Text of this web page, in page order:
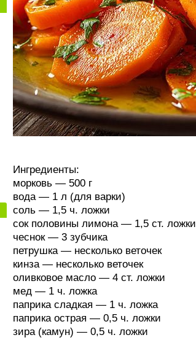
Ингредиенты:
морковь — 500 г
вода — 1 л (для варки)
соль — 1,5 ч. ложки
сок половины лимона — 1,5 ст. ложки
чеснок — 3 зубчика
петрушка — несколько веточек
кинза — несколько веточек
оливковое масло — 4 ст. ложки
мед — 1 ч. ложка
паприка сладкая — 1 ч. ложка
паприка острая — 0,5 ч. ложки
зира (камун) — 0,5 ч. ложки